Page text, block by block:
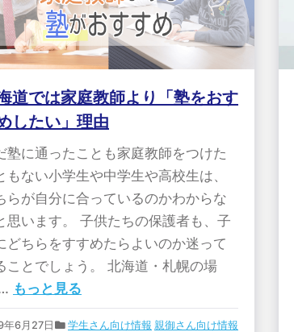
道では家庭教師より「塾をおす
したい」理由
塾に通ったことも家庭教師をつけた
もない小学生や中学生や高校生は、
らが自分に合っているのかわからな
思います。 子供たちの保護者も、子
どちらをすすめたらよいのか迷って
ことでしょう。 北海道・札幌の場
もっと見る
年6月27日 学生さん向け情報 親御さん向け情報